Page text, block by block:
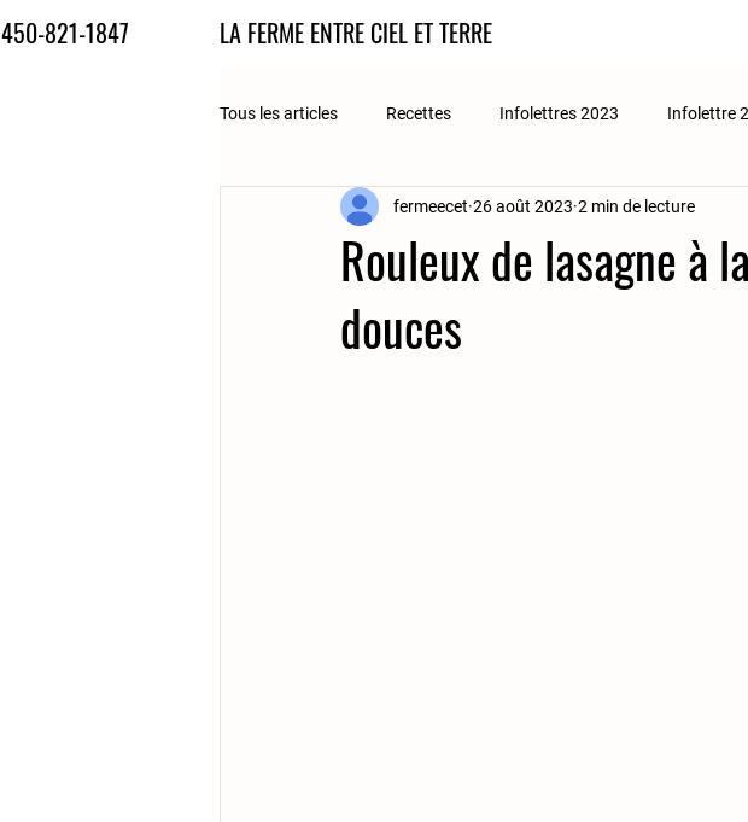
450-821-1847 LA FERME ENTRE CIEL ET TERRE
Tous les articles Recettes Infolettres 2023 Infolettre
Rouleux de lasagne à
douces
fermeecet 26 août 2023 2 min de lecture